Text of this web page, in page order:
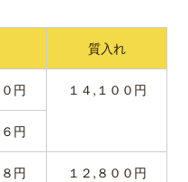
質入れ
円 １４,１００円
円
円 １２,８００円